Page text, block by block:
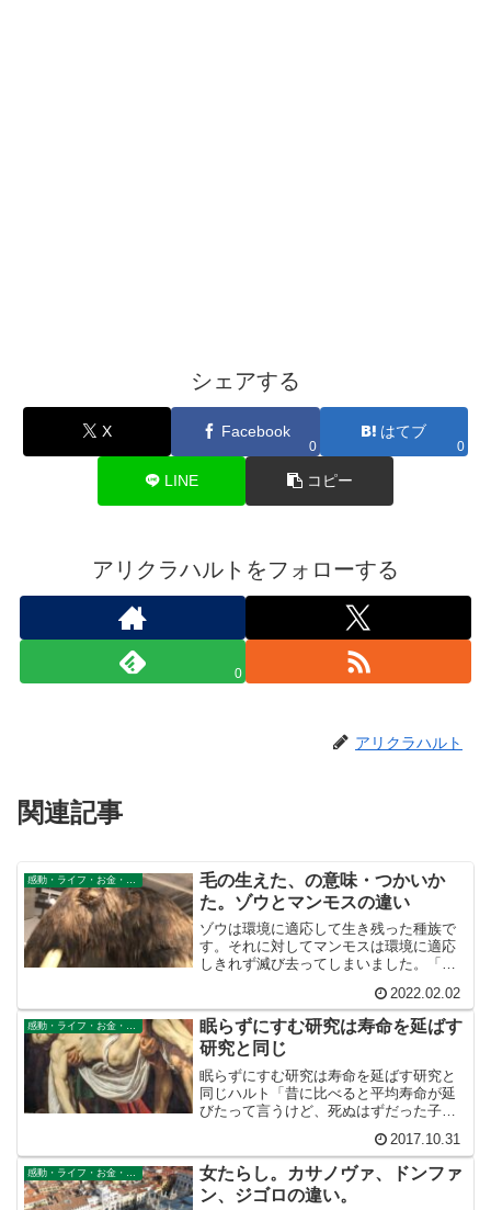
シェアする
X Facebook
0
はてブ
0
LINE コピー
アリクラハルトをフォローする
0
アリクラハルト
関連記事
毛の生えた、の意味・つかいか
た。ゾウとマンモスの違い
ゾウは環境に適応して生き残った種族で
す。それに対してマンモスは環境に適応
しきれず滅び去ってしまいました。「ほ
り、マンモスではありません。だから
「マンモスはゾウに毛の生えたようなも
の」と表現することは、厳密には間違っ
ているのです。
2022.02.02
感動・ライフ・お金・仕事
眠らずにすむ研究は寿命を延ばす
研究と同じ
眠らずにすむ研究は寿命を延ばす研究と
同じハルト「昔に比べると平均寿命が延
びたって言うけど、死ぬはずだった子供
ゃない？」イロハ「成人個人の寿命が延
びなくても、医療によって平均寿命は伸
ばせたんだね」ハルト「命...
2017.10.31
女たらし。カサノヴァ、ドンファ
ン、ジゴロの違い。